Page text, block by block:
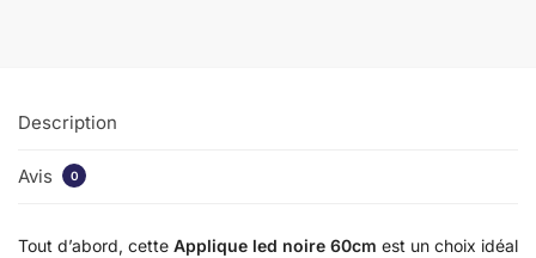
Description
Avis 0
Tout d’abord, cette Applique led noire 60cm est un choix idéal